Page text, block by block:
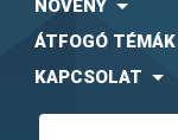
NÖVÉNY
ÁTFOGÓ TÉMÁK
KAPCSOLAT